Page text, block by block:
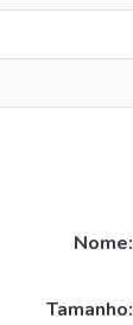
Nome:
Tamanho: